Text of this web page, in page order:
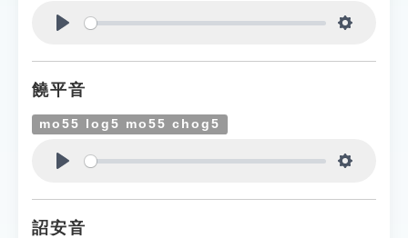
饒平音
mo55 log5 mo55 chog5
詔安音